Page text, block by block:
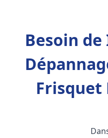
Besoin
Frisquet